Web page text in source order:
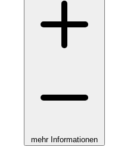
mehr Informationen